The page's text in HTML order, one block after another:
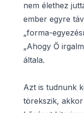
nem élethez
ember egyre
„forma-
„Ahogy Ő
általa.
Azt is tudnunk
törekszik,